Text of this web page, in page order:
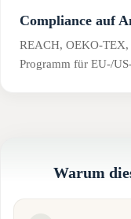
Compliance auf
REACH, OEKO-TEX,
Programm für EU-/
Warum